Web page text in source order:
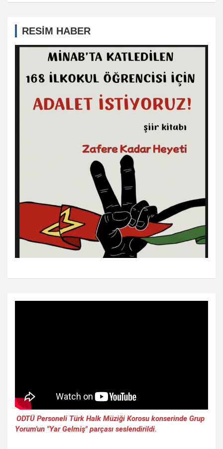
RESİM HABER
ODTÜ Personeli Türk Halk Müziği Korosu konserinde Grup
Yorum'un "Yar Gelmiş" parçası seslendirildi.